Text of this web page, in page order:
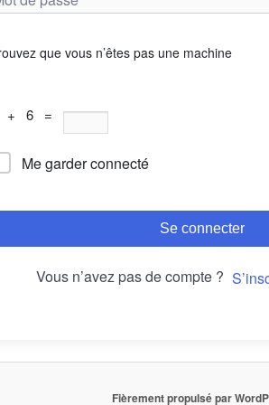
que vous n’êtes pas une machine
+ 6 =
Me garder connecté
Se connecter
Vous n’avez pas de compte ?
Fièrement propulsé par